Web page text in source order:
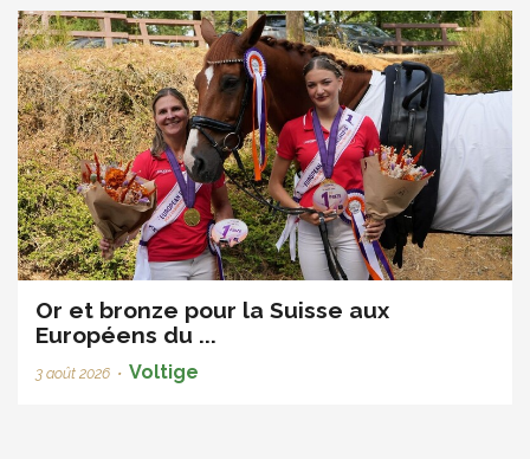
Or et bronze pour la Suisse aux
Européens du ...
3 août 2026 • Voltige